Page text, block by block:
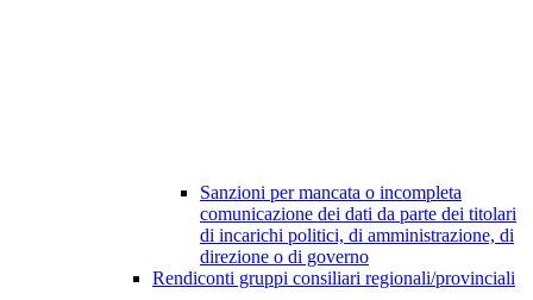
Sanzioni per mancata o incompleta
comunicazione dei dati da parte dei titolari
di incarichi politici, di amministrazione, di
direzione o di governo
Rendiconti gruppi consiliari regionali/provinciali